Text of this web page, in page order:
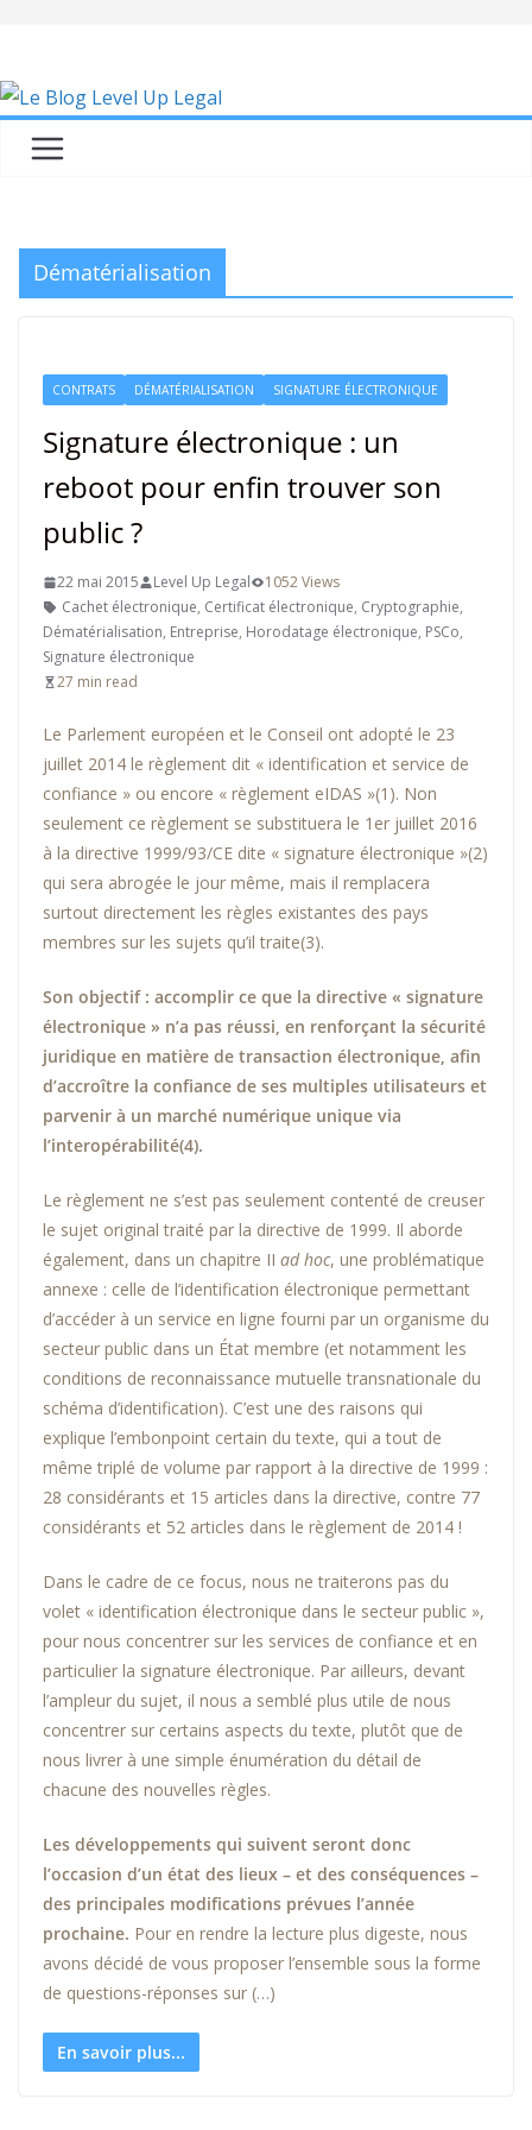
content
Dématérialisation
CONTRATS DÉMATÉRIALISATION SIGNATURE ÉLECTRONIQUE
Signature électronique : un
reboot pour enfin trouver son
public ?
22 mai 2015 Level Up Legal
1052 Views
Cachet électronique, Certificat électronique, Cryptographie,
Dématérialisation, Entreprise, Horodatage électronique, PSCo,
Signature électronique
27 min read
Le Parlement européen et le Conseil ont adopté le 23
juillet 2014 le règlement dit « identification et service de
confiance » ou encore « règlement eIDAS »(1). Non
seulement ce règlement se substituera le 1er juillet 2016
à la directive 1999/93/CE dite « signature électronique »(2)
qui sera abrogée le jour même, mais il remplacera
surtout directement les règles existantes des pays
membres sur les sujets qu’il traite(3).
Son objectif : accomplir ce que la directive « signature
électronique » n’a pas réussi, en renforçant la sécurité
juridique en matière de transaction électronique, afin
d’accroître la confiance de ses multiples utilisateurs et
parvenir à un marché numérique unique via
l’interopérabilité(4).
Le règlement ne s’est pas seulement contenté de creuser
le sujet original traité par la directive de 1999. Il aborde
également, dans un chapitre II ad hoc, une problématique
annexe : celle de l’identification électronique permettant
d’accéder à un service en ligne fourni par un organisme du
secteur public dans un État membre (et notamment les
conditions de reconnaissance mutuelle transnationale du
schéma d’identification). C’est une des raisons qui
explique l’embonpoint certain du texte, qui a tout de
même triplé de volume par rapport à la directive de 1999 :
28 considérants et 15 articles dans la directive, contre 77
considérants et 52 articles dans le règlement de 2014 !
Dans le cadre de ce focus, nous ne traiterons pas du
volet « identification électronique dans le secteur public »,
pour nous concentrer sur les services de confiance et en
particulier la signature électronique. Par ailleurs, devant
l’ampleur du sujet, il nous a semblé plus utile de nous
concentrer sur certains aspects du texte, plutôt que de
nous livrer à une simple énumération du détail de
chacune des nouvelles règles.
Les développements qui suivent seront donc
l’occasion d’un état des lieux – et des conséquences –
des principales modifications prévues l’année
prochaine. Pour en rendre la lecture plus digeste, nous
avons décidé de vous proposer l’ensemble sous la forme
de questions-réponses sur (…)
En savoir plus...